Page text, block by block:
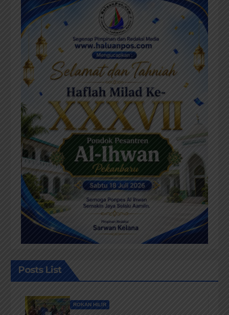
Posts List
ROKAN HILIR